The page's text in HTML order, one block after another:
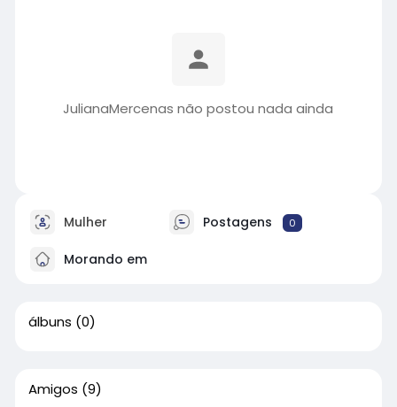
JulianaMercenas não postou nada ainda
Mulher Postagens 0
Morando em
álbuns (0)
Amigos (9)